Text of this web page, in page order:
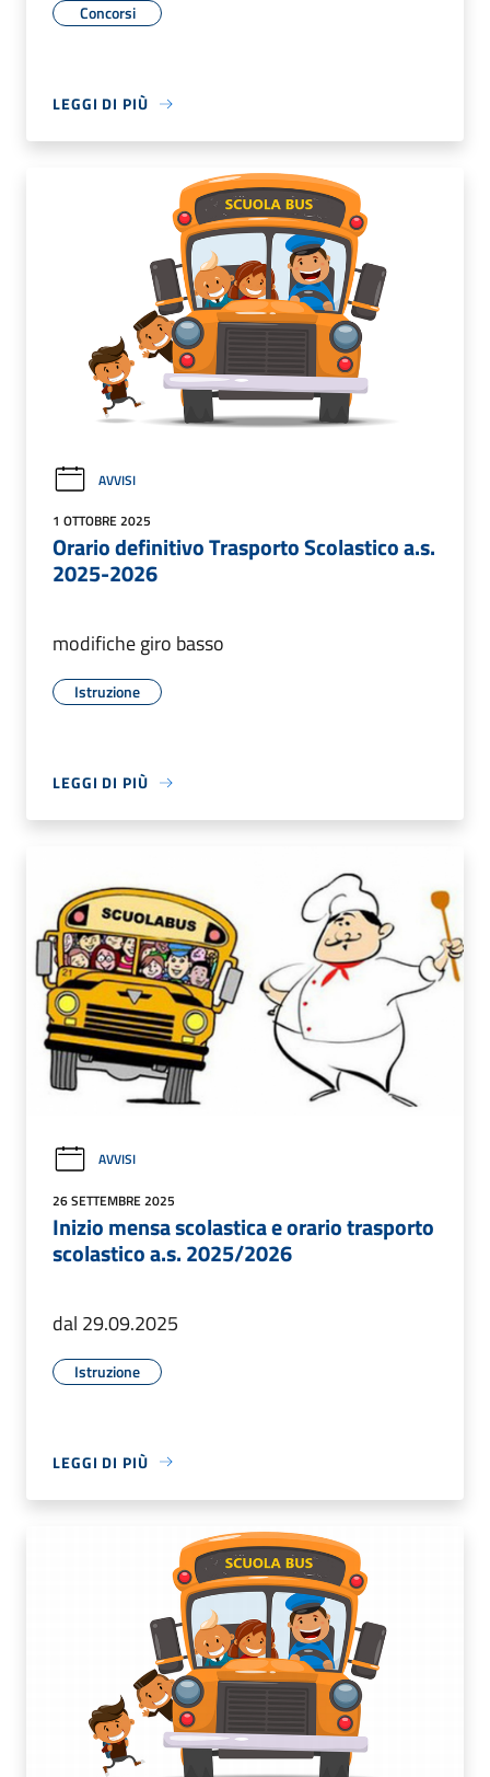
Concorsi
LEGGI DI PIÙ
AVVISI
1 OTTOBRE 2025
Orario definitivo Trasporto Scolastico a.s.
2025-2026
modifiche giro basso
Istruzione
LEGGI DI PIÙ
AVVISI
26 SETTEMBRE 2025
Inizio mensa scolastica e orario trasporto
scolastico a.s. 2025/2026
dal 29.09.2025
Istruzione
LEGGI DI PIÙ